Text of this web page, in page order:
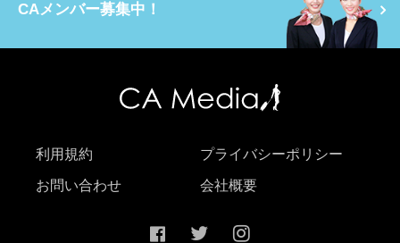
CAメンバー募集中！
利用規約 プライバシーポリシー
お問い合わせ 会社概要